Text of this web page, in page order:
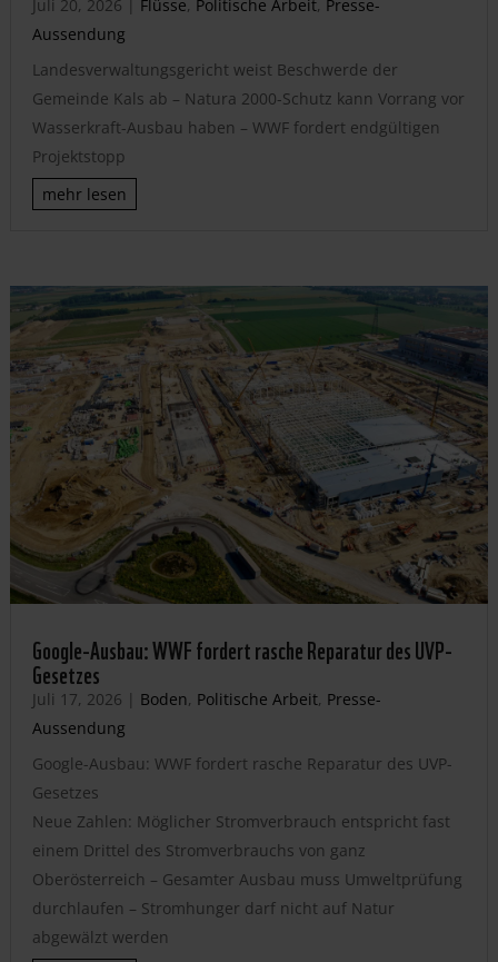
Juli 20, 2026 Flüsse, Politische Arbeit, Presse-
Aussendung
Landesverwaltungsgericht weist Beschwerde der
Gemeinde Kals ab – Natura 2000-Schutz kann Vorrang vor
Wasserkraft-Ausbau haben – WWF fordert endgültigen
Projektstopp
mehr lesen
Google-Ausbau: WWF fordert rasche Reparatur des UVP-
Gesetzes
Juli 17, 2026 | Boden, Politische Arbeit, Presse-
Aussendung
Google-Ausbau: WWF fordert rasche Reparatur des UVP-
Gesetzes
Neue Zahlen: Möglicher Stromverbrauch entspricht fast
einem Drittel des Stromverbrauchs von ganz
Oberösterreich – Gesamter Ausbau muss Umweltprüfung
durchlaufen – Stromhunger darf nicht auf Natur
abgewälzt werden